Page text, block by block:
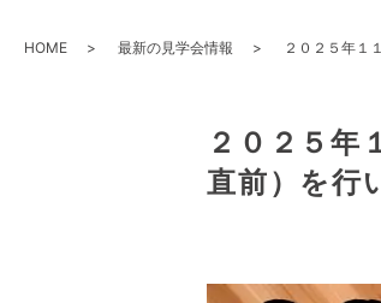
HOME 最新の見学会情報 ２０２５年１
２０２５年
直前）を行